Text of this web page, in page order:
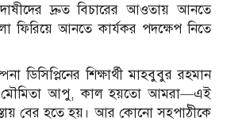
দ্রুত বিচারের আওতায় আনতে
ফিরিয়ে আনতে কার্যকর পদক্ষেপ নিতে
ডিসিপ্লিনের শিক্ষার্থী মাহবুবুর রহমান
আপু, কাল হয়তো আমরা—এই
বের হতে হয়। আর কোনো সহপাঠীকে